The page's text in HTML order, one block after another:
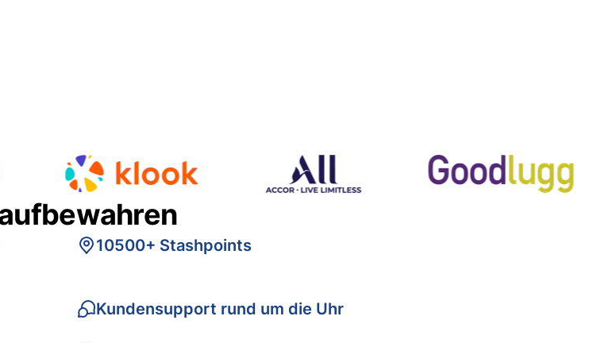
10500+ Stashpoints
Kundensupport rund um die Uhr